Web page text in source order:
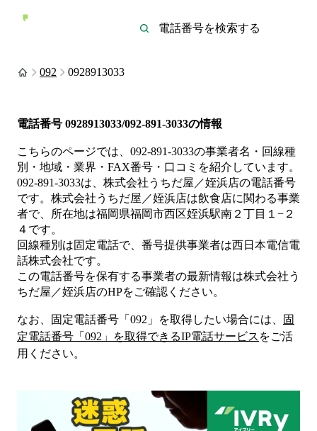
092 0928913033
電話番号 0928913033/092-891-3033の情報
こちらのページでは、 092-891-3033の事業者名・回線種
別・地域・業界・FAX番号・口コミを紹介しています。
092-891-3033は、 株式会社うちだ屋／姪浜店の電話番号
です。 株式会社うちだ屋／姪浜店は飲食店に関わる事業
者で、所在地は福岡県福岡市西区姪浜駅南２丁目１−２
４ です。
回線種別は固定電話で、番号提供事業者は西日本電信電
話株式会社です。
この電話番号を保有する事業者の最新情報は株式会社う
ちだ屋／姪浜店のHPをご確認ください。
なお、固定電話番号「 092 」を取得したい場合には、
固
定電話番号「 092 」を取得できるIP電話サービス をご活
用ください。